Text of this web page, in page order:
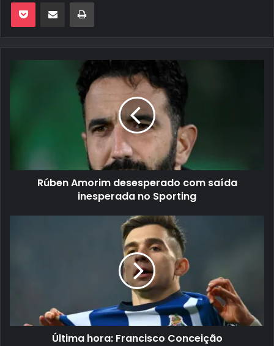
Rúben Amorim desesperado com saída
inesperada no Sporting
Última hora: Francisco Conceição